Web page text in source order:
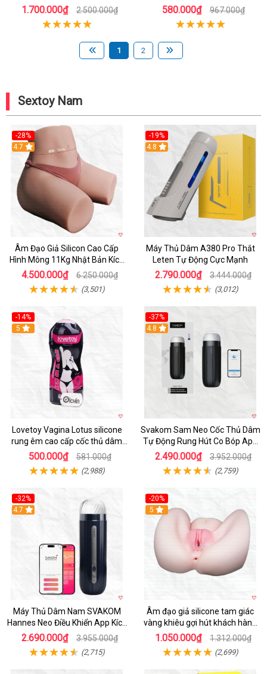
1.700.000₫ 2.500.000₫ 580.000₫ 967.000₫
1 2
Sextoy Nam
-28%
4.7
Âm Đạo Giả Silicon Cao Cấp
Hình Mông 11Kg Nhật Bản Kích
Thước Như Thật
4.500.000₫ 6.250.000₫
(3,501)
-19%
Hot
4.8
Máy Thủ Dâm A380 Pro Thắt
Leten Tự Động Cực Mạnh
2.790.000₫ 3.444.000₫
(3,012)
-14%
Hot
5
Lovetoy Vagina Lotus silicone
rung êm cao cấp cốc thủ dâm
nam
500.000₫ 581.000₫
(2,988)
-37%
4.8
Svakom Sam Neo Cốc Thủ Dâm
Tự Động Rung Hút Co Bóp App
Điều Khiển
2.490.000₫ 3.952.000₫
(2,759)
-32%
Hot
4.7
Máy Thủ Dâm Nam SVAKOM
Hannes Neo Điều Khiển App Kích
Thích
2.690.000₫ 3.955.000₫
(2,715)
-20%
Hot
5
Âm đạo giả silicone tam giác
vàng khiêu gợi hút khách hàng
nam
1.050.000₫ 1.312.000₫
(2,699)